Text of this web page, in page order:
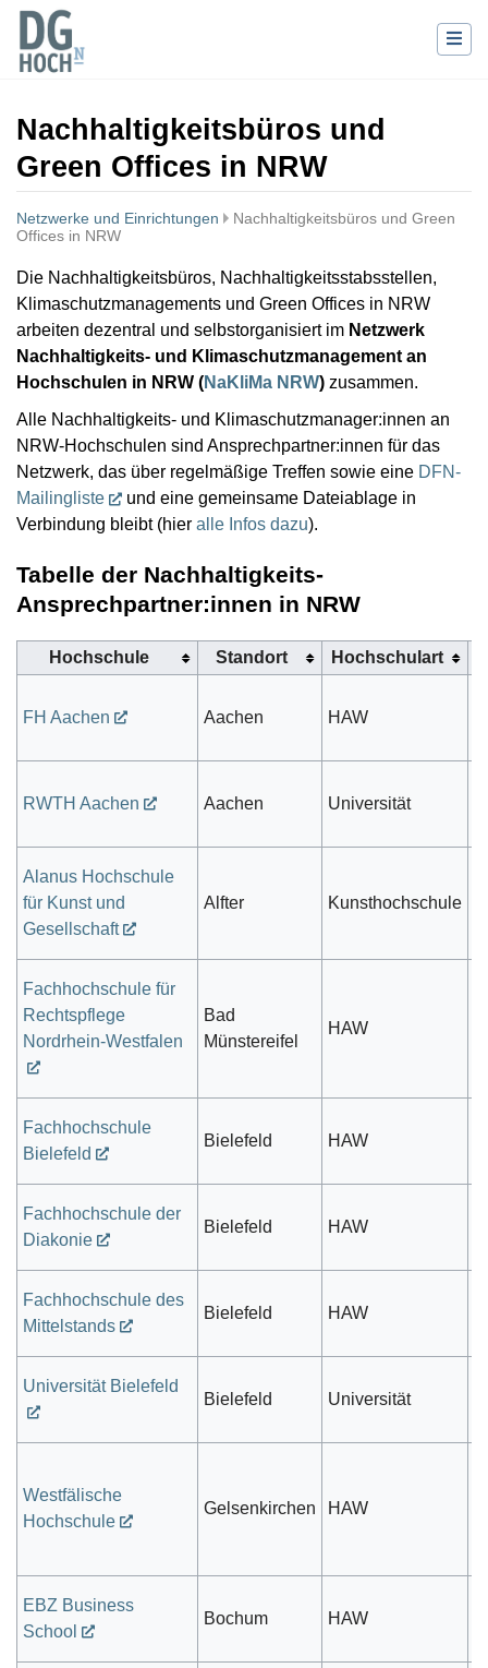
Nachhaltigkeitsbüros und
Green Offices in NRW
Netzwerke und Einrichtungen
Nachhaltigkeitsbüros und Green
Offices in NRW
Wechseln zu:Navigation,Suche
Die Nachhaltigkeitsbüros, Nachhaltigkeitsstabsstellen,
Klimaschutzmanagements und Green Offices in NRW
arbeiten dezentral und selbstorganisiert im Netzwerk
Nachhaltigkeits- und Klimaschutzmanagement an
Hochschulen in NRW (NaKliMa NRW) zusammen.
Alle Nachhaltigkeits- und Klimaschutzmanager:innen an
NRW-Hochschulen sind Ansprechpartner:innen für das
Netzwerk, das über regelmäßige Treffen sowie eine DFN-
Mailingliste
und eine gemeinsame Dateiablage in
Verbindung bleibt (hier alle Infos dazu).
Tabelle der Nachhaltigkeits-
Ansprechpartner:innen in NRW
Hochschule Standort Hochschulart
FH Aachen Aachen HAW
RWTH Aachen Aachen Universität
Alanus Hochschule
für Kunst und
Gesellschaft
Alfter Kunsthochschule
Fachhochschule für
Rechtspflege
Nordrhein-Westfalen
Bad
Münstereifel
HAW
Fachhochschule
Bielefeld
Bielefeld HAW
Fachhochschule der
Diakonie
Bielefeld HAW
Fachhochschule des
Mittelstands
Bielefeld HAW
Universität Bielefeld
Bielefeld Universität
Westfälische
Hochschule
Gelsenkirchen HAW
EBZ Business
School
Bochum HAW